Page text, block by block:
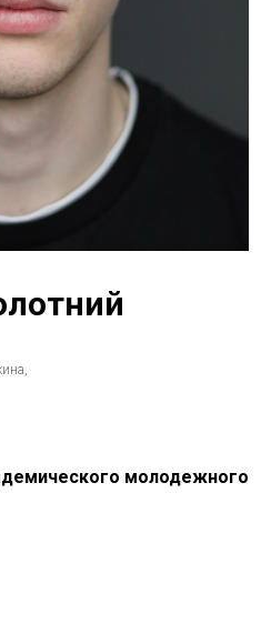
молодежного